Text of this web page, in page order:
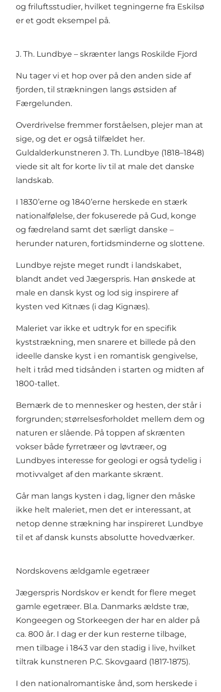
og friluftsstudier, hvilket tegningerne fra Eskilsø
er et godt eksempel på.
J. Th. Lundbye – skrænter langs Roskilde Fjord
Nu tager vi et hop over på den anden side af
fjorden, til strækningen langs østsiden af
Færgelunden.
Overdrivelse fremmer forståelsen, plejer man at
sige, og det er også tilfældet her.
Guldalderkunstneren J. Th. Lundbye (1818–1848)
viede sit alt for korte liv til at male det danske
landskab.
I 1830’erne og 1840’erne herskede en stærk
nationalfølelse, der fokuserede på Gud, konge
og fædreland samt det særligt danske –
herunder naturen, fortidsminderne og slottene.
Lundbye rejste meget rundt i landskabet,
blandt andet ved Jægerspris. Han ønskede at
male en dansk kyst og lod sig inspirere af
kysten ved Kitnæs (i dag Kignæs).
Maleriet var ikke et udtryk for en specifik
kyststrækning, men snarere et billede på den
ideelle danske kyst i en romantisk gengivelse,
helt i tråd med tidsånden i starten og midten af
1800-tallet.
Bemærk de to mennesker og hesten, der står i
forgrunden; størrelsesforholdet mellem dem og
naturen er slående. På toppen af skrænten
vokser både fyrretræer og løvtræer, og
Lundbyes interesse for geologi er også tydelig i
motivvalget af den markante skrænt.
Går man langs kysten i dag, ligner den måske
ikke helt maleriet, men det er interessant, at
netop denne strækning har inspireret Lundbye
til et af dansk kunsts absolutte hovedværker.
Nordskovens ældgamle egetræer
Jægerspris Nordskov er kendt for flere meget
gamle egetræer. Bl.a. Danmarks ældste træ,
Kongeegen og Storkeegen der har en alder på
ca. 800 år. I dag er der kun resterne tilbage,
men tilbage i 1843 var den stadig i live, hvilket
tiltrak kunstneren P.C. Skovgaard (1817-1875).
I den nationalromantiske ånd, som herskede i